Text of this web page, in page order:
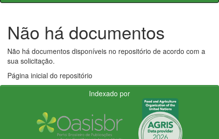
Não há documentos
Não há documentos disponíveis no repositório de acordo com a
sua solicitação.
Página inicial do repositório
Indexado por